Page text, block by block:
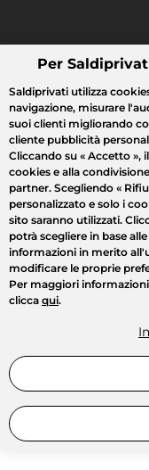
Cosa cerchi?
Tutte le vendite
Per
Saldiprivati utilizza
navigazione, misurare
suoi clienti migliorando
cliente pubblicità
Cliccando su « Accetto »,
cookies e alla
partner. Scegliendo «
personalizzato e solo i
sito saranno utilizzati.
potrà scegliere in base
informazioni in merito
modificare le proprie
Per maggiori
clicca qui.